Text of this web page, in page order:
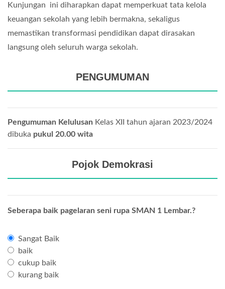
Kunjungan ini diharapkan dapat memperkuat tata kelola
keuangan sekolah yang lebih bermakna, sekaligus
memastikan transformasi pendidikan dapat dirasakan
langsung oleh seluruh warga sekolah.
PENGUMUMAN
Pengumuman Kelulusan Kelas XII tahun ajaran 2023/2024
dibuka pukul 20.00 wita
Pojok Demokrasi
Seberapa baik pagelaran seni rupa SMAN 1 Lembar.?
Sangat Baik
baik
cukup baik
kurang baik